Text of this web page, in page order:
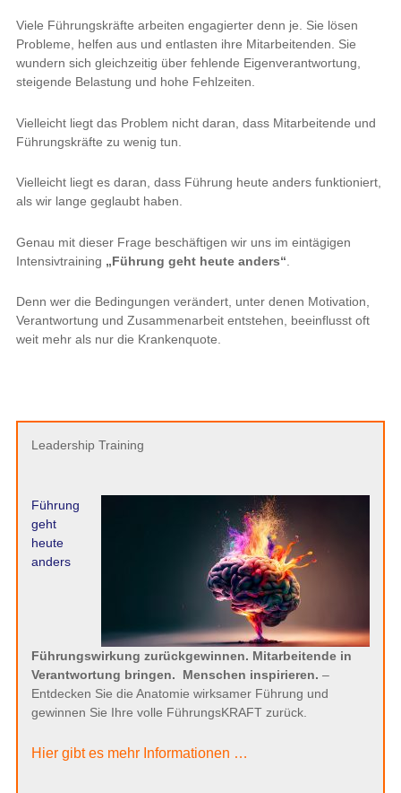
Viele Führungskräfte arbeiten engagierter denn je. Sie lösen
Probleme, helfen aus und entlasten ihre Mitarbeitenden. Sie
wundern sich gleichzeitig über fehlende Eigenverantwortung,
steigende Belastung und hohe Fehlzeiten.
Vielleicht liegt das Problem nicht daran, dass Mitarbeitende und
Führungskräfte zu wenig tun.
Vielleicht liegt es daran, dass Führung heute anders funktioniert,
als wir lange geglaubt haben.
Genau mit dieser Frage beschäftigen wir uns im eintägigen
Intensivtraining „Führung geht heute anders“
Denn wer die Bedingungen verändert, unter denen Motivation,
Verantwortung und Zusammenarbeit entstehen, beeinflusst oft
weit mehr als nur die Krankenquote.
Leadership Training
Führung
geht
heute
anders
Führungswirkung zurückgewinnen. Mitarbeitende in
Verantwortung bringen. Menschen inspirieren. –
Entdecken Sie die Anatomie wirksamer Führung und
gewinnen Sie Ihre volle FührungsKRAFT zurück.
Hier gibt es mehr Informationen …